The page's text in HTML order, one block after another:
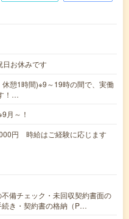
お休みです
憩1時間)※9～19時の間で、実働
！…
月～！
円 時給はご経験に応じます
備チェック・未回収契約書面の
き・契約書の格納（P…